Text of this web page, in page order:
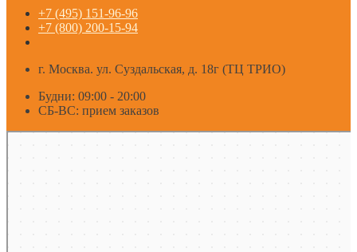
+7 (495) 151-96-96
+7 (800) 200-15-94
г. Москва. ул. Суздальская, д. 18г (ТЦ ТРИО)
Будни: 09:00 - 20:00
СБ-ВС: прием заказов